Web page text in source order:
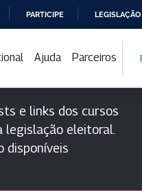
PARTICIPE LEGISLAÇÃO
Ajuda Parceiros
e links dos cursos
legislação eleitoral.
disponíveis